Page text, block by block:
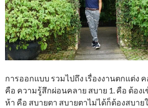
การออกแบบ รวมไปถึง เรื่องงานตกแต่ง
คือ ความรู้สึกผ่อนคลาย สบาย 1. คือ ต้อง
ห้า คือ สบายตา สบายตาไม่ได้ก็ต้องสบาย